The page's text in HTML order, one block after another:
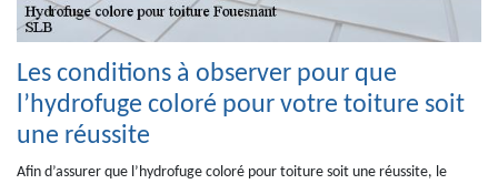
Les conditions à observer pour que
l’hydrofuge coloré pour votre toiture soit
une réussite
Afin d’assurer que l’hydrofuge coloré pour toiture soit une réussite, le